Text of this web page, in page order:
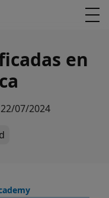
en
22/07/2024